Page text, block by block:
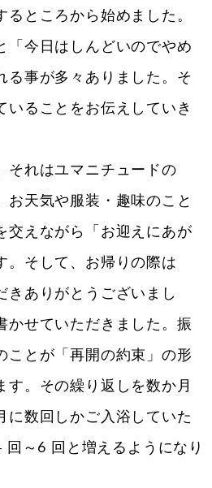
るところから始めました。
「今日はしんどいのでやめ
る事が多々ありました。そ
いることをお伝えしていき
それはユマニチュードの
お天気や服装・趣味のこと
交えながら「お迎えにあが
。そして、お帰りの際は
きありがとうございまし
かせていただきました。振
ことが「再開の約束」の形
す。その繰り返しを数か月
に数回しかご入浴していた
～6 回と増えるようになり